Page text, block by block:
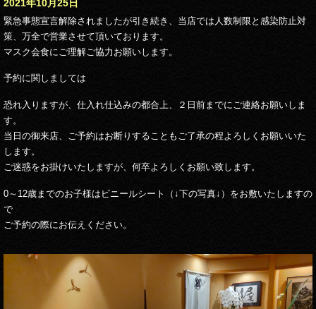
2021年10月25日
緊急事態宣言解除されましたが引き続き、当店では人数制限と感染防止対
策、万全で営業させて頂いております。
マスク会食にご理解ご協力お願いします。
予約に関しましては
恐れ入りますが、仕入れ仕込みの都合上、２日前までにご連絡お願いしま
す。
当日の御来店、ご予約はお断りすることもご了承の程よろしくお願いいた
します。
ご迷惑をお掛けいたしますが、何卒よろしくお願い致します。
0～12歳までのお子様はビニールシート（↓下の写真↓）をお敷いたしますの
で
ご予約の際にお伝えください。